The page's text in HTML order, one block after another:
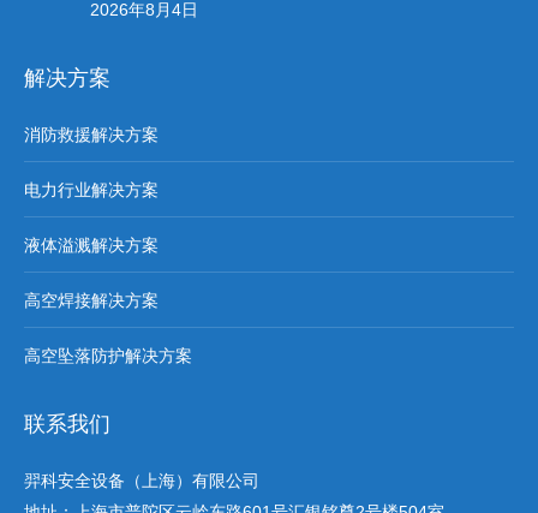
2026年8月4日
解决方案
消防救援解决方案
电力行业解决方案
液体溢溅解决方案
高空焊接解决方案
高空坠落防护解决方案
联系我们
羿科安全设备（上海）有限公司